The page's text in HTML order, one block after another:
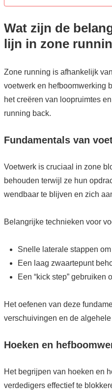
Wat zijn de
lijn in zone
Zone running is afhankelijk
voetwerk en hefboomwerking
het creëren van loopruimtes
running back.
Fundamentals van
Voetwerk is cruciaal in zone
behouden terwijl ze hun
wendbaar te blijven en zich
Belangrijke technieken voor
Snelle laterale stappen
Een laag zwaartepunt
Een “kick step” gebruiken
Het oefenen van deze
verschuivingen en de
Hoeken en
Het begrijpen van hoeken en
verdedigers effectief te